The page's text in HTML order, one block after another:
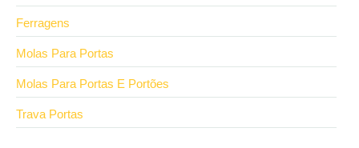
Ferragens
Molas Para Portas
Molas Para Portas E Portões
Trava Portas